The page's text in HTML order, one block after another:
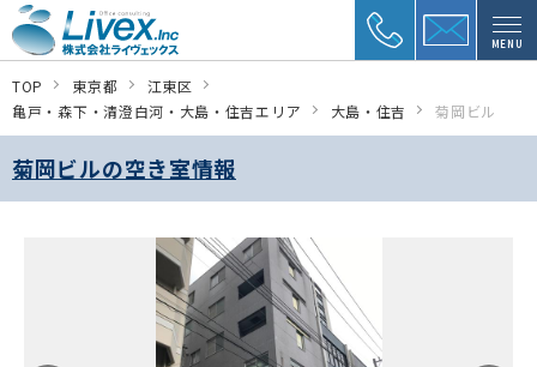
MENU
TOP 東京都
江東区
亀戸・森下・清澄白河・大島・住吉エリア
大島・住吉 菊岡ビル
菊岡ビルの空き室情報